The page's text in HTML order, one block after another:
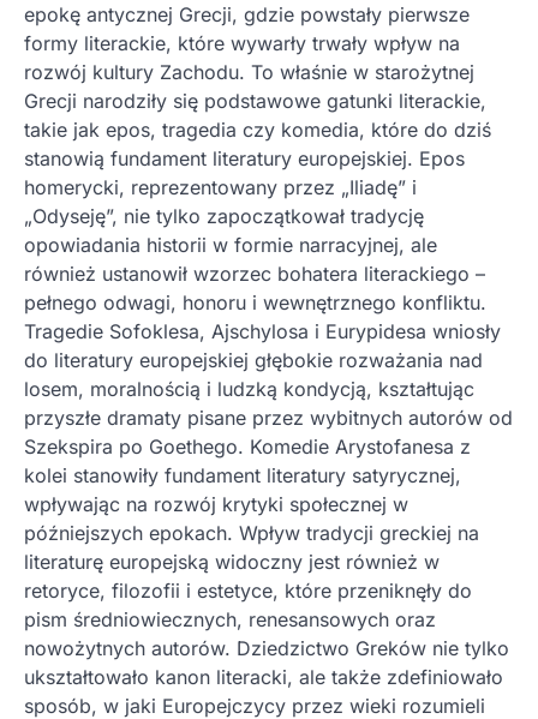
epokę antycznej Grecji, gdzie powstały pierwsze
formy literackie, które wywarły trwały wpływ na
rozwój kultury Zachodu. To właśnie w starożytnej
Grecji narodziły się podstawowe gatunki literackie,
takie jak epos, tragedia czy komedia, które do dziś
stanowią fundament literatury europejskiej. Epos
homerycki, reprezentowany przez „Iliadę” i
„Odyseję”, nie tylko zapoczątkował tradycję
opowiadania historii w formie narracyjnej, ale
również ustanowił wzorzec bohatera literackiego –
pełnego odwagi, honoru i wewnętrznego konfliktu.
Tragedie Sofoklesa, Ajschylosa i Eurypidesa wniosły
do literatury europejskiej głębokie rozważania nad
losem, moralnością i ludzką kondycją, kształtując
przyszłe dramaty pisane przez wybitnych autorów od
Szekspira po Goethego. Komedie Arystofanesa z
kolei stanowiły fundament literatury satyrycznej,
wpływając na rozwój krytyki społecznej w
późniejszych epokach. Wpływ tradycji greckiej na
literaturę europejską widoczny jest również w
retoryce, filozofii i estetyce, które przeniknęły do
pism średniowiecznych, renesansowych oraz
nowożytnych autorów. Dziedzictwo Greków nie tylko
ukształtowało kanon literacki, ale także zdefiniowało
sposób, w jaki Europejczycy przez wieki rozumieli